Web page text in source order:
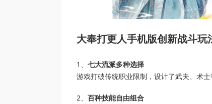
大奉打更人手机版创新战斗玩
1、 七大流派多种选择
游戏打破传统职业限制，设计了武夫、术
2、 百种技能自由组合